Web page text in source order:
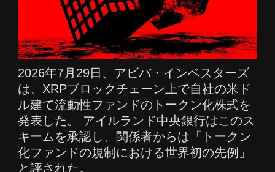
2026年7月29日、アビバ・インベスターズ
は、XRPブロックチェーン上で自社の米ド
ル建て流動性ファンドのトークン化株式を
発表した。 アイルランド中央銀行はこのス
キームを承認し、関係者からは「トークン
化ファンドの規制における世界初の先例」
と評された。